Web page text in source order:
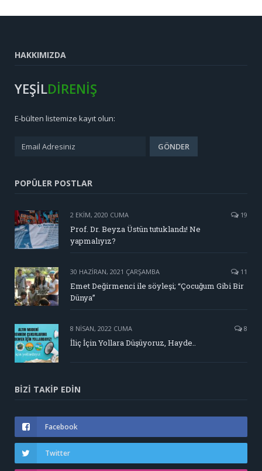
HAKKIMIZDA
YEŞİLDİRENİŞ
E-bülten listemize kayıt olun:
POPÜLER POSTLAR
2 EKIM, 2020 CUMA 19
Prof. Dr. Beyza Üstün tutuklandı! Ne
yapmalıyız?
30 HAZIRAN, 2021 ÇARŞAMBA 11
Emet Değirmenci ile söyleşi; “Çocuğum Gibi Bir
Dünya”
8 NISAN, 2022 CUMA 8
İliç İçin Yollara Düşüyoruz, Hayde..
BIZI TAKIP EDIN
Facebook
Twitter